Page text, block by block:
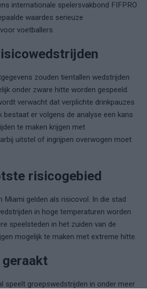
internationale spelersvakbond FIFPRO
waardes serieuze
voetballers.
zouden tientallen wedstrijden
onder zware hitte worden gespeeld.
verwacht dat verplichte drinkpauzes
bestaat er volgens de analyse een kans
te maken krijgen met
uitstel of ingrijpen overwogen moet
risicogebied
Miami gelden als risicovol. In die stad
in hoge temperaturen worden
speelsteden in het zuiden van de
mogelijk te maken met extreme hitte.
geraakt
speelt groepswedstrijden in onder meer